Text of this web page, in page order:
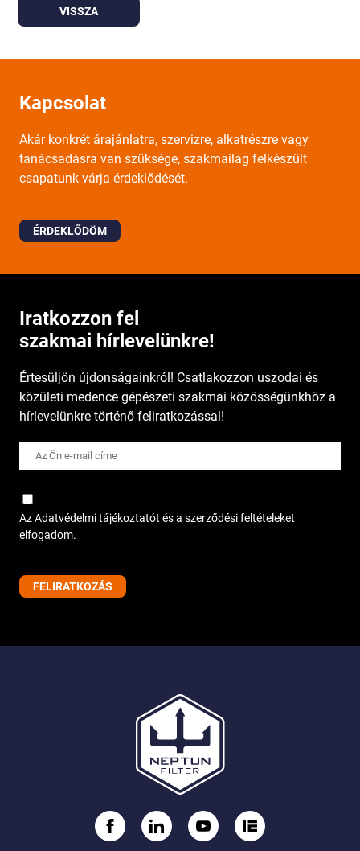
VISSZA
Kapcsolat
Akár konkrét árajánlatra, szervizre, alkatrészre vagy
tanácsadásra van szüksége, szakmailag felkészült
csapatunk várja érdeklődését.
ÉRDEKLŐDÖM
Iratkozzon fel
szakmai hírlevelünkre!
Értesüljön újdonságainkról! Csatlakozzon uszodai és
közületi medence gépészeti szakmai közösségünkhöz a
hírlevelünkre történő feliratkozással!
Az Adatvédelmi tájékoztatót és a szerződési feltételeket
elfogadom.